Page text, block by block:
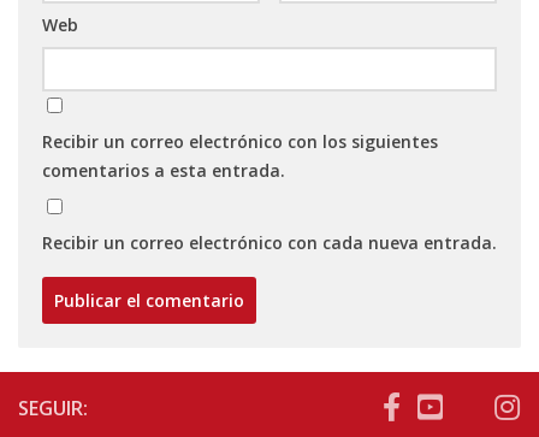
Web
Recibir un correo electrónico con los siguientes
comentarios a esta entrada.
Recibir un correo electrónico con cada nueva entrada.
SEGUIR: